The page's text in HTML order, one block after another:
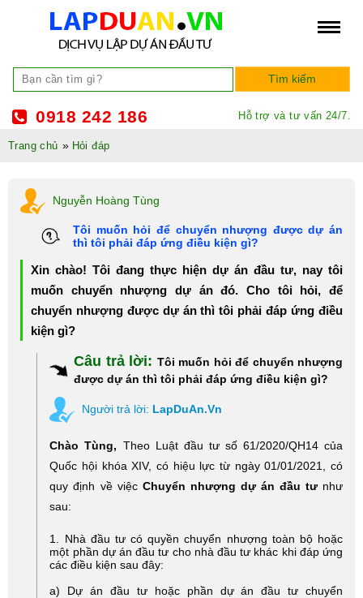
0918 242 186 Hỗ trợ và tư vấn 24/7.
Trang chủ » Hỏi đáp
Nguyễn Hoàng Tùng
Tôi muốn hỏi để chuyển nhượng được dự án
thì tôi phải đáp ứng điều kiện gì?
Xin chào! Tôi đang thực hiện dự án đầu tư, nay tôi
muốn chuyển nhượng dự án đó. Cho tôi hỏi, để
chuyển nhượng được dự án thì tôi phải đáp ứng điều
kiện gì?
Câu trả lời: Tôi muốn hỏi để chuyển nhượng
được dự án thì tôi phải đáp ứng điều kiện gì?
Người trả lời: LapDuAn.Vn
Chào Tùng, Theo Luật đầu tư số 61/2020/QH14 của
Quốc hội khóa XIV, có hiệu lực từ ngày 01/01/2021, có
quy định về việc Chuyển nhượng dự án đầu tư như
sau:
1. Nhà đầu tư có quyền chuyển nhượng toàn bộ hoặc
một phần dự án đầu tư cho nhà đầu tư khác khi đáp ứng
các điều kiện sau đây:
a) Dự án đầu tư hoặc phần dự án đầu tư chuyển